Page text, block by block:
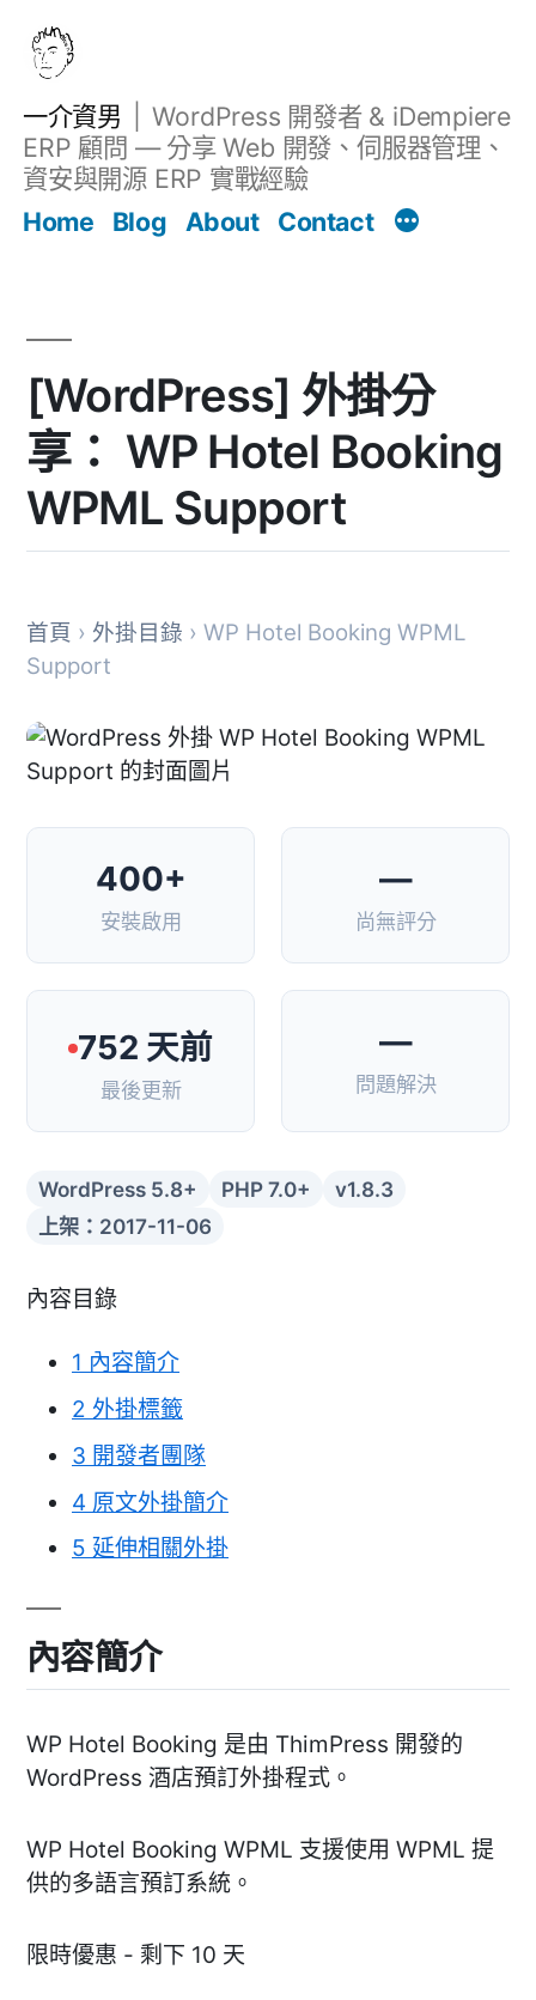
一介資男
WordPress 開發者 & iDempiere
ERP 顧問 — 分享 Web 開發、伺服器管理、
資安與開源 ERP 實戰經驗
Home
Blog About Contact
[WordPress] 外掛分
享： WP Hotel Booking
WPML Support
首頁 › 外掛目錄 › WP Hotel Booking WPML
Support
400+
安裝啟用
—
尚無評分
752 天前
最後更新
—
問題解決
WordPress 5.8+ PHP 7.0+
v1.8.3
上架：2017-11-06
內容目錄
1 內容簡介
2 外掛標籤
3 開發者團隊
4 原文外掛簡介
5 延伸相關外掛
內容簡介
WP Hotel Booking 是由 ThimPress 開發的
WordPress 酒店預訂外掛程式。
WP Hotel Booking WPML 支援使用 WPML 提
供的多語言預訂系統。
限時優惠 - 剩下 10 天
文章